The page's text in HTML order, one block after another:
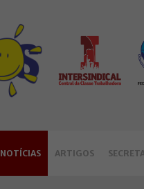
NOTÍCIAS ARTIGOS